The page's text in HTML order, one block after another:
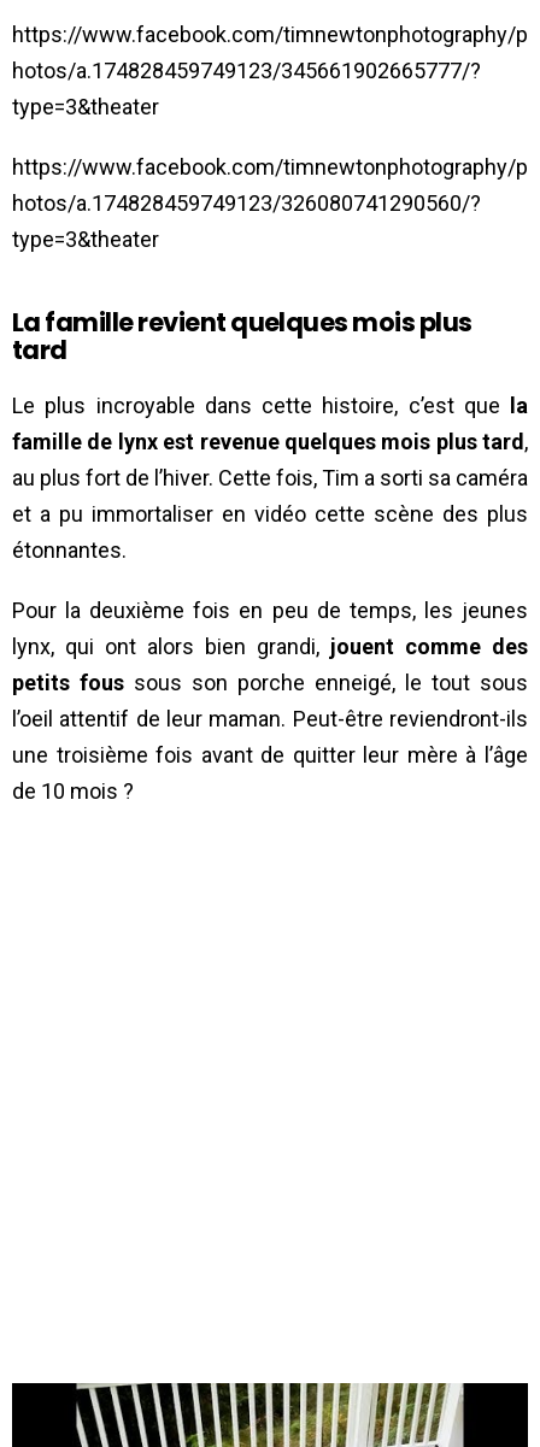
https://www.facebook.com/timnewtonphotography/p
hotos/a.174828459749123/345661902665777/?
type=3&theater
https://www.facebook.com/timnewtonphotography/p
hotos/a.174828459749123/326080741290560/?
type=3&theater
La famille revient quelques mois plus
tard
Le plus incroyable dans cette histoire, c’est que
la
famille de lynx est revenue quelques mois plus tard ,
au plus fort de l’hiver. Cette fois, Tim a sorti sa caméra
et a pu immortaliser en vidéo cette scène des plus
étonnantes.
Pour la deuxième fois en peu de temps, les jeunes
lynx, qui ont alors bien grandi, jouent comme des
petits fous sous son porche enneigé, le tout sous
l’oeil attentif de leur maman. Peut-être reviendront-ils
une troisième fois avant de quitter leur mère à l’âge
de 10 mois ?